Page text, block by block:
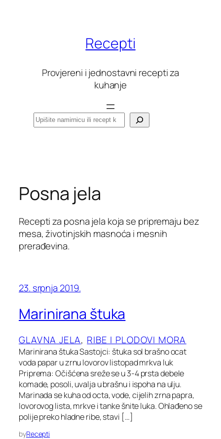
Recepti
Provjereni i jednostavni recepti za
kuhanje
Pretraga
Posna jela
Recepti za posna jela koja se pripremaju bez
mesa, životinjskih masnoća i mesnih
prerađevina.
23. srpnja 2019.
Marinirana štuka
GLAVNA JELA, RIBE I PLODOVI MORA
Marinirana štuka Sastojci: štuka sol brašno ocat
voda papar u zrnu lovorov listopad mrkva luk
Priprema: Očišćena sreže se u 3-4 prsta debele
komade, posoli, uvalja u brašnu i ispoha na ulju.
Marinada se kuha od octa, vode, cijelih zrna papra,
lovorovog lista, mrkve i tanke šnite luka. Ohlađeno se
polije preko hladne ribe, stavi […]
byRecepti